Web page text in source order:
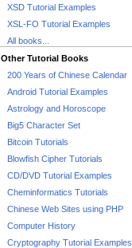
XSD Tutorial Examples
XSL-FO Tutorial Examples
All books...
Other Tutorial Books
200 Years of Chinese Calendar
Android Tutorial Examples
Astrology and Horoscope
Big5 Character Set
Bitcoin Tutorials
Blowfish Cipher Tutorials
CD/DVD Tutorial Examples
Cheminformatics Tutorials
Chinese Web Sites using PHP
Computer History
Cryptography Tutorial Examples